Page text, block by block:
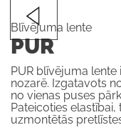
Blīvējuma lente
PUR
PUR blīvējuma
nozarē. Izgatavots
no vienas puses
Pateicoties
uzmontētās